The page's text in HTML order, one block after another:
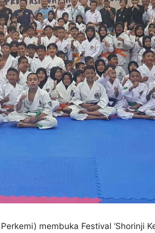
membuka Festival ‘Shorinji